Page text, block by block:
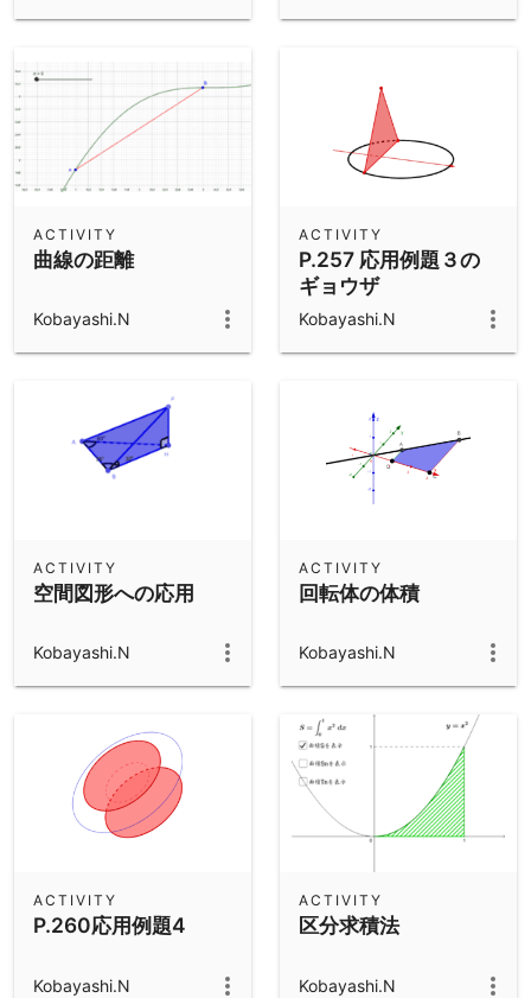
曲線の距離
ACTIVITY
Kobayashi.N
P.257 応用例題３の
ギョウザ
ACTIVITY
Kobayashi.N
空間図形への応用
ACTIVITY
Kobayashi.N
回転体の体積
ACTIVITY
Kobayashi.N
P.260応用例題4
ACTIVITY
Kobayashi.N
区分求積法
ACTIVITY
Kobayashi.N